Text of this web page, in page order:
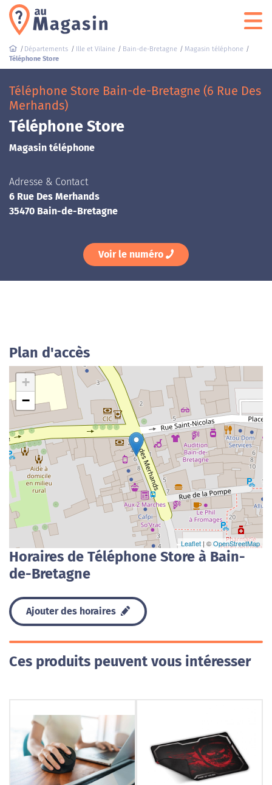
Départements Ille et Vilaine Bain-de-Bretagne
Magasin téléphone
Téléphone Store
Téléphone Store Bain-de-Bretagne (6 Rue Des
Merhands)
Téléphone Store
Magasin téléphone
Adresse & Contact
6 Rue Des Merhands
35470 Bain-de-Bretagne
Voir le numéro
Plan d'accès
+
−
Leaflet | ©OpenStreetMap
Horaires de Téléphone Store à Bain-
de-Bretagne
Ajouter des horaires
Ces produits peuvent vous intéresser